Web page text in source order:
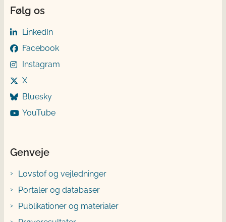
Følg os
LinkedIn
Facebook
Instagram
X
Bluesky
YouTube
Genveje
Lovstof og vejledninger
Portaler og databaser
Publikationer og materialer